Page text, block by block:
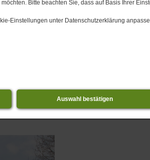
Bitte beachten Sie, dass auf Basis Ihrer
Einstellungen unter Datenschutzerklärung
Auswahl bestätigen
angrenzenden Friedhof umgeben.